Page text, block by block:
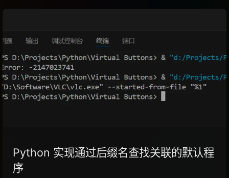
阅读全文...
Python 实现通过后缀名查找关联的默认程
序